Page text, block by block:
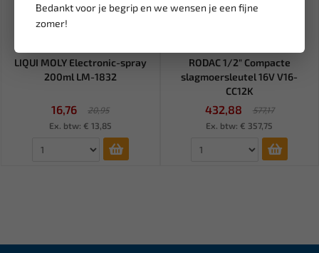
Bedankt voor je begrip en we wensen je een fijne
zomer!
LIQUI MOLY Electronic-spray
200ml LM-1832
16,76
20,95
Ex. btw: € 13,85
RODAC 1/2" Compacte
slagmoersleutel 16V V16-
CC12K
432,88
577,17
Ex. btw: € 357,75